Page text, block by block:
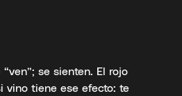
se sienten. El rojo
vino tiene ese efecto: te